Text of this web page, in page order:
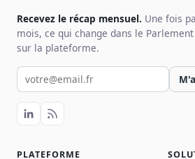
Recevez le récap mensuel. Une fois
mois, ce qui change dans le
sur la plateforme.
Votre email pour la newsletter
PLATEFORME